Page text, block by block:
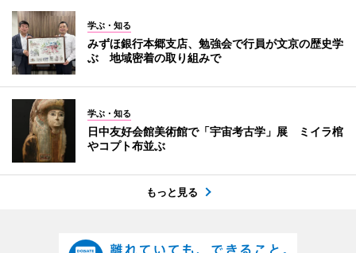
学ぶ・知る
みずほ銀行本郷支店、勉強会で行員が文京の歴史学
ぶ 地域密着の取り組みで
学ぶ・知る
日中友好会館美術館で「宇宙考古学」展 ミイラ棺
やコプト布並ぶ
もっと見る